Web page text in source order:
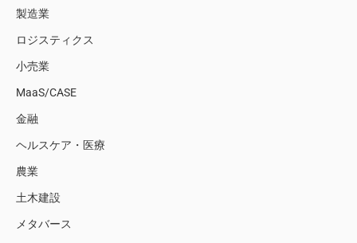
製造業
ロジスティクス
小売業
MaaS/CASE
金融
ヘルスケア・医療
農業
土木建設
メタバース